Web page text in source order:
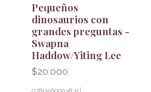
Pequeños
dinosaurios con
grandes preguntas -
Swapna
Haddow/Yiting Lee
$20.000